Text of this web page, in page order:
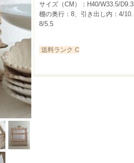
サイズ（CM）：H40/W33.5/D9.3
棚の奥行：8、引き出し内：4/10.
8/5.5
送料ランク C